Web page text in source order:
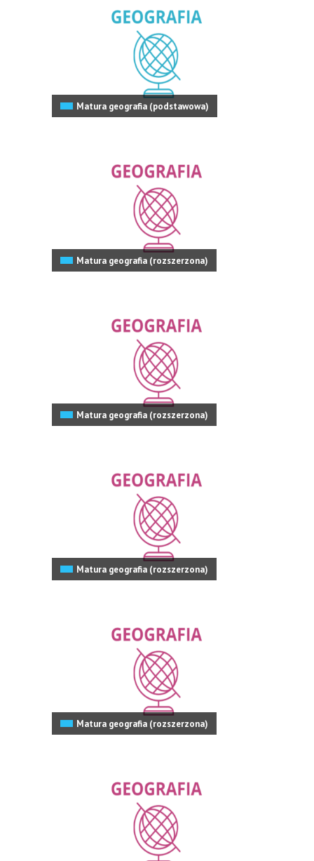
Matura geografia (podstawowa)
Matura geografia (rozszerzona)
Matura geografia (rozszerzona)
Matura geografia (rozszerzona)
Matura geografia (rozszerzona)